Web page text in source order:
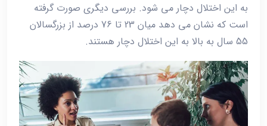
به این اختلال دچار می شود. بررسی دیگری صورت گرفته
است که نشان می دهد میان 23 تا 76 درصد از بزرگسالان
55 سال به بالا به این اختلال دچار هستند.